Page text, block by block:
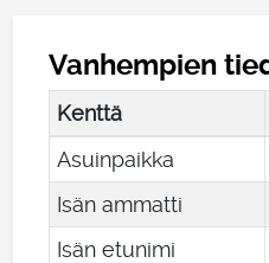
Vanhempien
Kenttä
Asuinpaikka
Isän ammatti
Isän etunimi